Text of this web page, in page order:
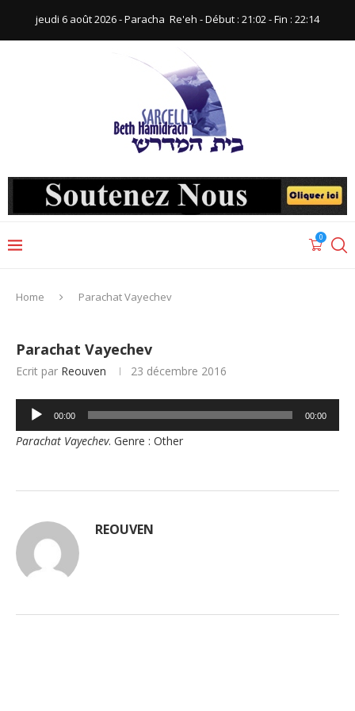
jeudi 6 août 2026 - Paracha ‪ Re'eh‬ - Début : 21:02‬ - Fin : ‪22:14‬
0
Home Parachat Vayechev
Parachat Vayechev
Ecrit par Reouven 23 décembre 2016
Lecteur
audio
00:00 00:00
Parachat Vayechev. Genre : Other
REOUVEN